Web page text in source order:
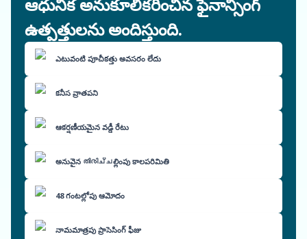
ఉత్పత్తులను అందిస్తుంది.
ఎటువంటి పూచీకత్తు అవసరం లేదు
కనీస వ్రాతపని
ఆకర్షణీయమైన వడ్డీ రేటు
అనువైన തിരിച്ചల్లింపు కాలపరిమితి
48 గంటల్లోపు ఆమోదం
నామమాత్రపు ప్రాసెసింగ్ ఫీజు